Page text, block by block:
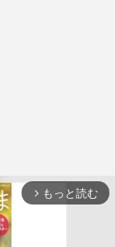
arrow_forward_ios もっと読む